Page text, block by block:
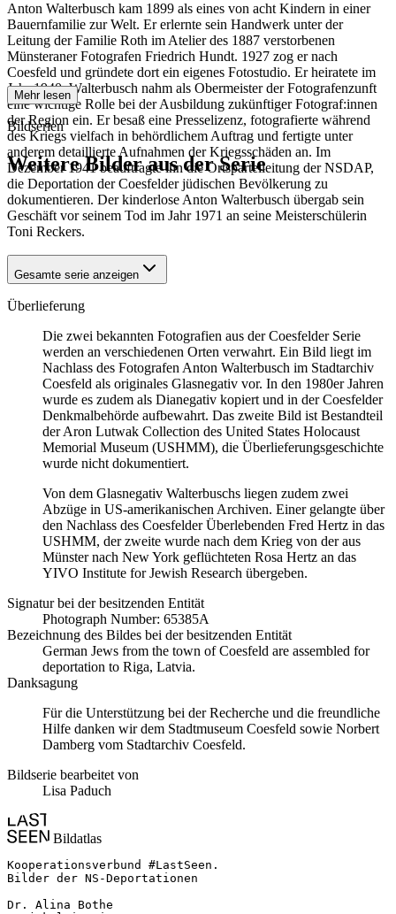
Anton Walterbusch kam 1899 als eines von acht Kindern in einer
Bauernfamilie zur Welt. Er erlernte sein Handwerk unter der
Leitung der Familie Roth im Atelier des 1887 verstorbenen
Münsteraner Fotografen Friedrich Hundt. 1927 zog er nach
Coesfeld und gründete dort ein eigenes Fotostudio. Er heiratete im
Jahr 1940. Walterbusch nahm als Obermeister der Fotografenzunft
eine wichtige Rolle bei der Ausbildung zukünftiger Fotograf:innen
der Region ein. Er besaß eine Presselizenz, fotografierte während
des Kriegs vielfach in behördlichem Auftrag und fertigte unter
anderem detaillierte Aufnahmen der Kriegsschäden an. Im
Dezember 1941 beauftragte ihn die Ortsparteileitung der NSDAP,
die Deportation der Coesfelder jüdischen Bevölkerung zu
dokumentieren. Der kinderlose Anton Walterbusch übergab sein
Geschäft vor seinem Tod im Jahr 1971 an seine Meisterschülerin
Toni Reckers.
Mehr lesen
Bildserien
Weitere Bilder aus der Serie
1941 Coesfeld
1941 Coesfeld
Gesamte serie anzeigen
Überlieferung
Die zwei bekannten Fotografien aus der Coesfelder Serie
werden an verschiedenen Orten verwahrt. Ein Bild liegt im
Nachlass des Fotografen Anton Walterbusch im Stadtarchiv
Coesfeld als originales Glasnegativ vor. In den 1980er Jahren
wurde es zudem als Dianegativ kopiert und in der Coesfelder
Denkmalbehörde aufbewahrt. Das zweite Bild ist Bestandteil
der Aron Lutwak Collection des United States Holocaust
Memorial Museum (USHMM), die Überlieferungsgeschichte
wurde nicht dokumentiert.
Von dem Glasnegativ Walterbuschs liegen zudem zwei
Abzüge in US-amerikanischen Archiven. Einer gelangte über
den Nachlass des Coesfelder Überlebenden Fred Hertz in das
USHMM, der zweite wurde nach dem Krieg von der aus
Münster nach New York geflüchteten Rosa Hertz an das
YIVO Institute for Jewish Research übergeben.
Signatur bei der besitzenden Entität
Photograph Number: 65385A
Bezeichnung des Bildes bei der besitzenden Entität
German Jews from the town of Coesfeld are assembled for
deportation to Riga, Latvia.
Danksagung
Für die Unterstützung bei der Recherche und die freundliche
Hilfe danken wir dem Stadtmuseum Coesfeld sowie Norbert
Damberg vom Stadtarchiv Coesfeld.
Bildserie bearbeitet von
Lisa Paduch
Bildatlas
Kooperationsverbund #LastSeen.
Bilder der NS-Deportationen
Dr. Alina Bothe